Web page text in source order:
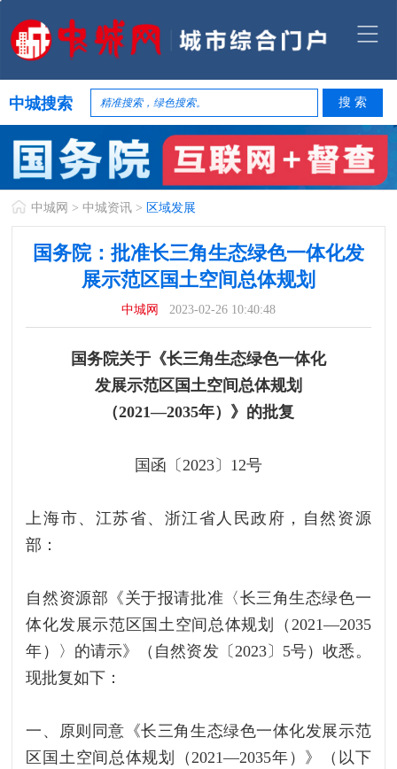
中城搜索
中城网 > 中城资讯 > 区域发展
国务院：批准长三角生态绿色一体化发
展示范区国土空间总体规划
中城网 2023-02-26 10:40:48
国务院关于《长三角生态绿色一体化
发展示范区国土空间总体规划
（2021—2035年）》的批复
国函〔2023〕12号
上海市、江苏省、浙江省人民政府，自然资源
部：
自然资源部《关于报请批准〈长三角生态绿色一
体化发展示范区国土空间总体规划（2021—2035
年）〉的请示》（自然资发〔2023〕5号）收悉。
现批复如下：
一、原则同意《长三角生态绿色一体化发展示范
区国土空间总体规划（2021—2035年）》（以下